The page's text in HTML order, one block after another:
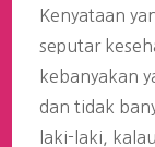
Kenyataan
seputar
kebanyakan
dan tidak
laki-laki,